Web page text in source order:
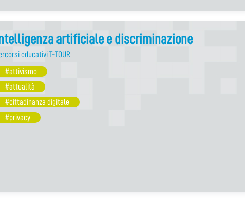
artificiale e discriminazione
educativi T-TOUR
#attivismo
#attualità
#cittadinanza digitale
#privacy